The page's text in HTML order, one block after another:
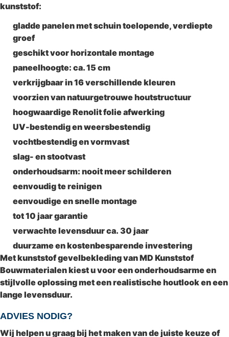
kunststof:
gladde panelen met schuin toelopende, verdiepte
groef
geschikt voor horizontale montage
paneelhoogte: ca. 15 cm
verkrijgbaar in16 verschillende kleuren
voorzien van natuurgetrouwe houtstructuur
hoogwaardigeRenolit folieafwerking
UV-bestendig en weersbestendig
vochtbestendig en vormvast
slag- en stootvast
onderhoudsarm: nooit meer schilderen
eenvoudig te reinigen
eenvoudige en snelle montage
tot10 jaar garantie
verwachte levensduur ca. 30 jaar
duurzame en kostenbesparende investering
Met kunststof gevelbekleding vanMD Kunststof
Bouwmaterialenkiest u voor een onderhoudsarme en
stijlvolle oplossing met een realistische houtlook en een
lange levensduur.
ADVIES NODIG?
Wij helpen u graag bij het maken van de juiste keuze of